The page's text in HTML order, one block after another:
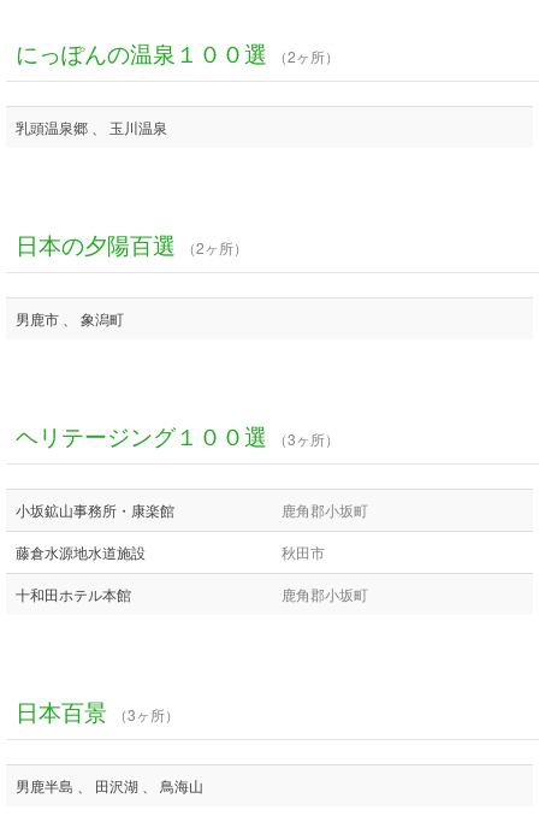
にっぽんの温泉１００選 （2ヶ所）
乳頭温泉郷 、 玉川温泉
日本の夕陽百選 （2ヶ所）
男鹿市 、 象潟町
ヘリテージング１００選 （3ヶ所）
小坂鉱山事務所・康楽館 鹿角郡小坂町
藤倉水源地水道施設 秋田市
十和田ホテル本館 鹿角郡小坂町
日本百景 （3ヶ所）
男鹿半島 、 田沢湖 、 鳥海山